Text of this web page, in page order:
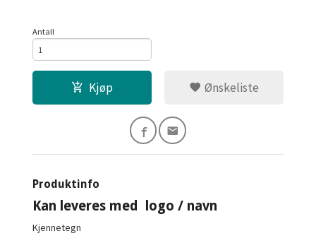
Antall
Kjøp Ønskeliste
Produktinfo
Kan leveres med logo / navn
Kjennetegn